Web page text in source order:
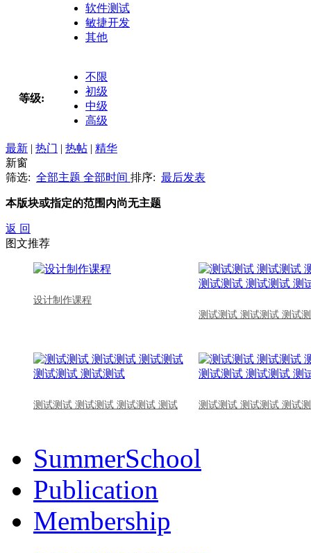
软件测试
敏捷开发
其他
等级:
不限
初级
中级
高级
最新 | 热门 | 热帖 | 精华
新窗
筛选: 全部主题 全部时间 排序: 最后发表
本版块或指定的范围内尚无主题
返 回
图文推荐
设计制作课程
测试测试 测试测试 测试
测试测试 测试测试 测试测试 测试 测试测试 测试测试 测试
SummerSchool
Publication
Membership